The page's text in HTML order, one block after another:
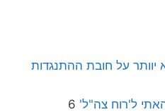
יוותר על חובת ההתנגדות
ל'רוח צה"ל' 6